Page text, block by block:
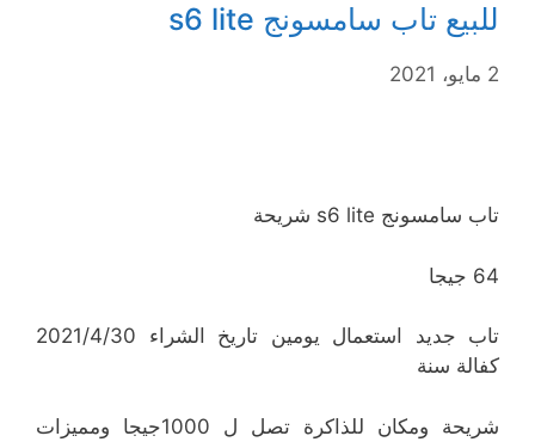
للبيع تاب سامسونج s6 lite
2 مايو، 2021
تاب سامسونج s6 lite شريحة
64 جيجا
تاب جديد استعمال يومين تاريخ الشراء 2021/4/30
كفالة سنة
شريحة ومكان للذاكرة تصل ل 1000جيجا ومميزات